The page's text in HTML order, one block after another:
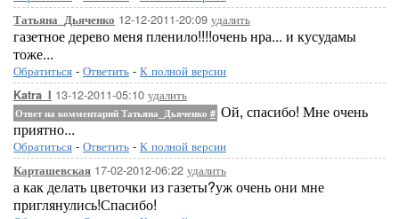
Татьяна_Дьяченко 12-12-2011-20:09 удалить
газетное дерево меня пленило!!!!очень нра... и кусудамы
тоже...
Обратиться - Ответить - К полной версии
Katra_I 13-12-2011-05:10 удалить
Ответ на комментарий Татьяна_Дьяченко # Ой, спасибо! Мне очень
приятно...
Обратиться - Ответить - К полной версии
Карташевская 17-02-2012-06:22 удалить
а как делать цветочки из газеты?уж очень они мне
приглянулись!Спасибо!